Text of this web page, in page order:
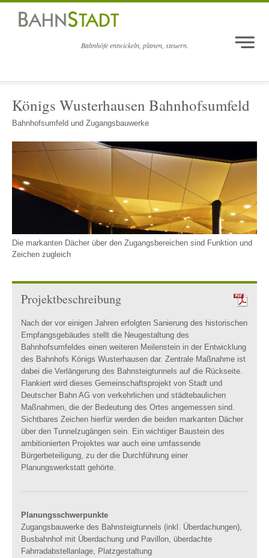
Bahnhöfe entwickeln, planen, steuern.
Navigation überspringen
Projekte
Team
BahnStadt report
Königs Wusterhausen Bahnhofsumfeld
Bahnhofsumfeld und Zugangsbauwerke
Die markanten Dächer über den Zugangsbereichen sind Funktion und
Zeichen zugleich
Projektbeschreibung
Nach der vor einigen Jahren erfolgten Sanierung des historischen
Empfangsgebäudes stellt die Neugestaltung des
Bahnhofsumfeldes einen weiteren Meilenstein in der Entwicklung
des Bahnhofs Königs Wusterhausen dar. Zentrale Maßnahme ist
dabei die Verlängerung des Bahnsteigtunnels auf die Rückseite.
Flankiert wird dieses Gemeinschaftsprojekt von Stadt und
Deutscher Bahn AG von verkehrlichen und städtebaulichen
Maßnahmen, die der Bedeutung des Ortes angemessen sind.
Sichtbares Zeichen hierfür werden die beiden markanten Dächer
über den Tunnelzugängen sein. Ein wichtiger Baustein des
ambitionierten Projektes war auch eine umfassende
Bürgerbeteiligung, zu der die Durchführung einer
Planungswerkstatt gehörte.
Planungsschwerpunkte
Zugangsbauwerke des Bahnsteigtunnels (inkl. Überdachungen),
Busbahnhof mit Überdachung und Pavillon, überdachte
Fahrradabstellanlage, Platzgestaltung